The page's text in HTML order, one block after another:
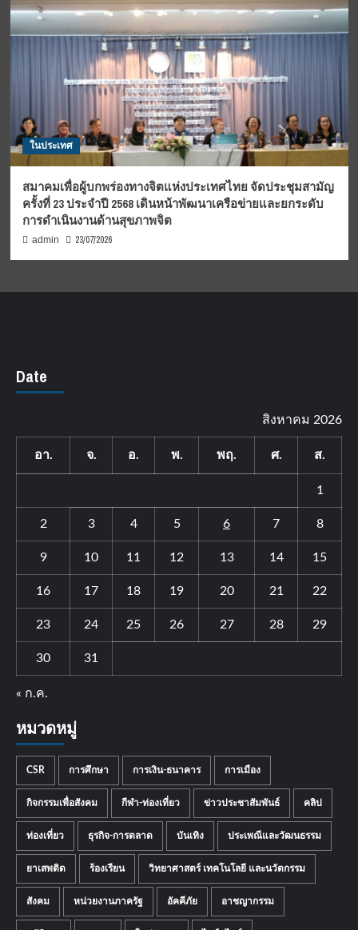
ในประเทศ
สมาคมเพื่อผู้บกพร่องทางจิตแห่งประเทศไทย จัดประชุมสามัญ
ครั้งที่ 23 ประจำปี 2568 เดินหน้าพัฒนาเครือข่ายและยกระดับ
การดำเนินงานด้านสุขภาพจิต
admin 23/07/2026
Date
สิงหาคม 2026
อา. จ. อ. พ. พฤ. ศ. ส.
1
2 3 4 5 6 7 8
9 10 11 12 13 14 15
16 17 18 19 20 21 22
23 24 25 26 27 28 29
30 31
« ก.ค.
หมวดหมู่
CSR การศึกษา การเงิน-ธนาคาร การเมือง
กิจกรรมเพื่อสังคม กีฬา-ท่องเที่ยว ข่าวประชาสัมพันธ์ คลิป
ท่องเที่ยว ธุรกิจ-การตลาด บันเทิง ประเพณีและวัฒนธรรม
ยาเสพติด ร้องเรียน วิทยาศาสตร์ เทคโนโลยี และนวัตกรรม
สังคม หน่วยงานภาครัฐ อัคคีภัย อาชญากรรม